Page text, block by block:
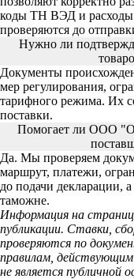
коды ТН ВЭД и расходы
проверяются до
Нужно ли
Документы
мер регулирования,
тарифного режима. Их
поставки.
Помогает ли ООО
Да. Мы проверяем
маршрут, платежи,
до подачи декларации,
таможне.
Информация на
публикации. Ставки,
проверяются по
правилам, действующим
не является